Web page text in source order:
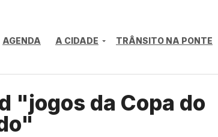
AGENDA A CIDADE TRÂNSITO NA PONTE
"jogos da Copa do